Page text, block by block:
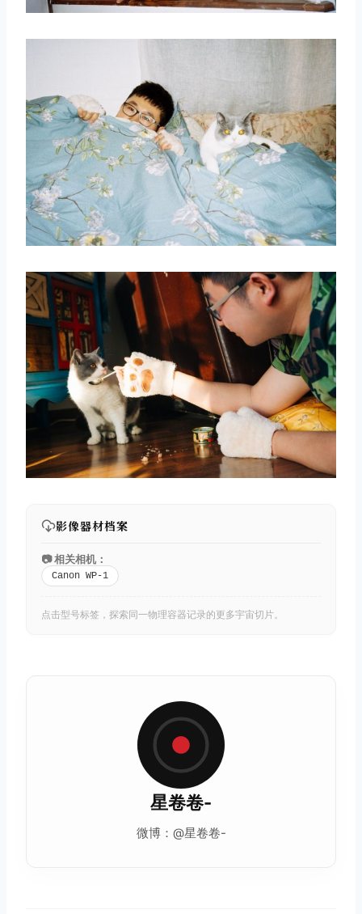
影像器材档案
📷 相关相机：
Canon WP-1
点击型号标签，探索同一物理容器记录的更多宇宙切片。
星卷卷-
微博：@星卷卷-
搜索